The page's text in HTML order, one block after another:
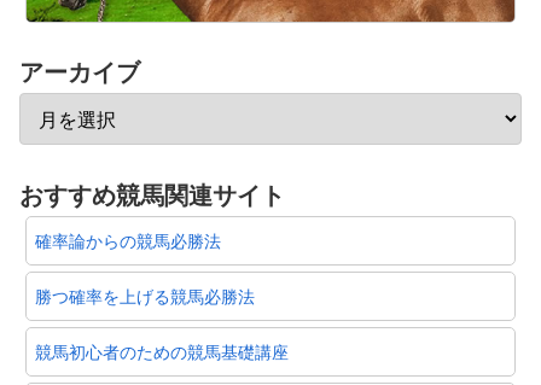
アーカイブ
おすすめ競馬関連サイト
確率論からの競馬必勝法
勝つ確率を上げる競馬必勝法
競馬初心者のための競馬基礎講座